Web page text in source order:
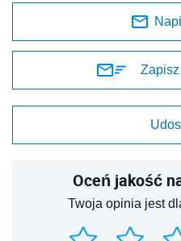
Oceń jakość
Twoja opinia jest